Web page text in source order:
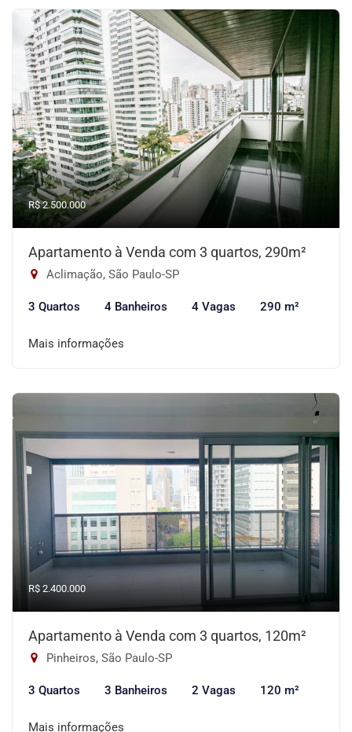
R$ 2.500.000
Apartamento à Venda com 3 quartos, 290m²
Aclimação, São Paulo-SP
3 Quartos 4 Banheiros 4 Vagas 290 m²
Mais informações
R$ 2.400.000
Apartamento à Venda com 3 quartos, 120m²
Pinheiros, São Paulo-SP
3 Quartos 3 Banheiros 2 Vagas 120 m²
Mais informações